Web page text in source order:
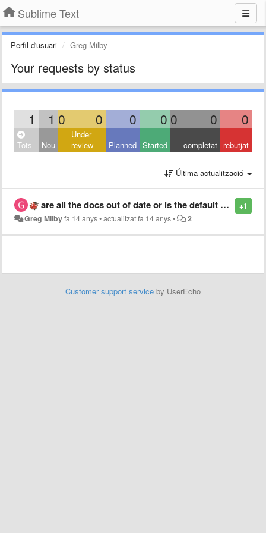
Sublime Text
Perfil d'usuari Greg Milby
Your requests by status
1 1 0 0 0 0 0 0 0
Tots Nou
Under
review
Planned Started completat rebutjat
Última actualització
+1
are all the docs out of date or is the default config wrong?
Greg Milbyfa 14 anys•actualitzatfa 14 anys• 2
Customer support service by UserEcho